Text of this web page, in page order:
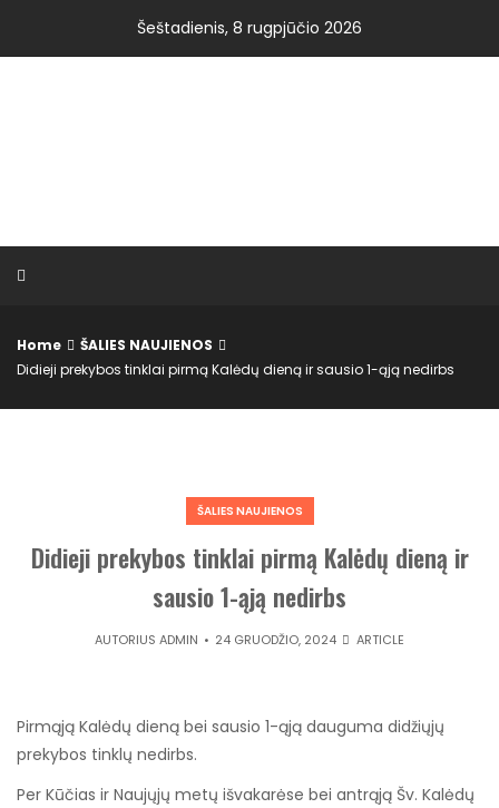
content
Šeštadienis, 8 rugpjūčio 2026
Home
ŠALIES NAUJIENOS
Didieji prekybos tinklai pirmą Kalėdų dieną ir sausio 1-ąją nedirbs
ŠALIES NAUJIENOS
Didieji prekybos tinklai pirmą Kalėdų dieną ir
sausio 1-ąją nedirbs
AUTORIUSADMIN 24 GRUODŽIO, 2024 ARTICLE
Pirmąją Kalėdų dieną bei sausio 1-ąją dauguma didžiųjų
prekybos tinklų nedirbs.
Per Kūčias ir Naujųjų metų išvakarėse bei antrąją Šv. Kalėdų